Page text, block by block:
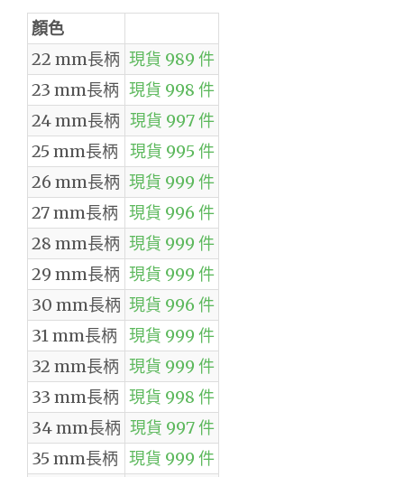
顏色
22 mm長柄 現貨 989 件
23 mm長柄 現貨 998 件
24 mm長柄 現貨 997 件
25 mm長柄
現貨 995 件
26 mm長柄 現貨 999 件
27 mm長柄 現貨 996 件
28 mm長柄 現貨 999 件
29 mm長柄 現貨 999 件
30 mm長柄 現貨 996 件
31 mm長柄
現貨 999 件
32 mm長柄 現貨 999 件
33 mm長柄 現貨 998 件
34 mm長柄 現貨 997 件
35 mm長柄 現貨 999 件